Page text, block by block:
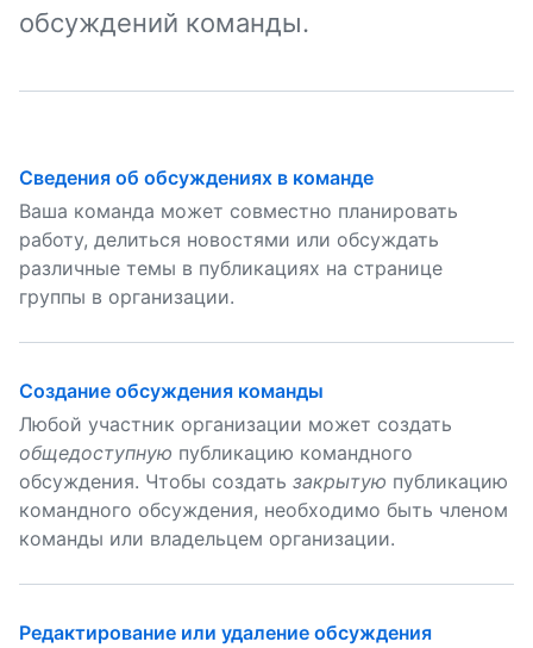
обсуждений команды.
Сведения об обсуждениях в команде
Ваша команда может совместно планировать
работу, делиться новостями или обсуждать
различные темы в публикациях на странице
группы в организации.
Создание обсуждения команды
Любой участник организации может создать
общедоступную публикацию командного
обсуждения. Чтобы создать закрытую публикацию
командного обсуждения, необходимо быть членом
команды или владельцем организации.
Редактирование или удаление обсуждения